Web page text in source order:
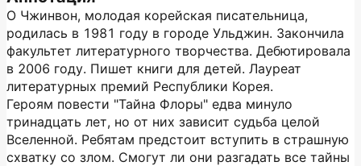
О Чжинвон, молодая корейская писательница,
родилась в 1981 году в городе Ульджин. Закончила
факультет литературного творчества. Дебютировала
в 2006 году. Пишет книги для детей. Лауреат
литературных премий Республики Корея.
Героям повести "Тайна Флоры" едва минуло
тринадцать лет, но от них зависит судьба целой
Вселенной. Ребятам предстоит вступить в страшную
схватку со злом. Смогут ли они разгадать все тайны